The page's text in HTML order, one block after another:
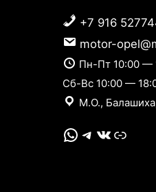
+7 916
motor-
Пн-Пт 10:00 —
Сб-Вс 10:00 —
М.О.,
WhatsApp Telegram VK Link